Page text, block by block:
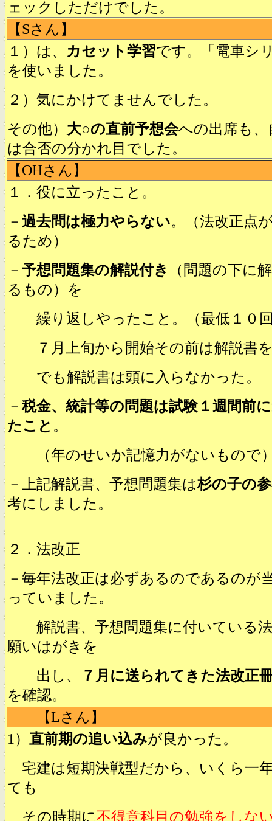
ェックしただけでした。
【Sさん】
１）は、
カセット学習です。「電車シ
を使いました。
２）気にかけてませんでした。
その他） 大○の直前予想会への出席も
は合否の分かれ目でした。
【OHさん】
１．役に立ったこと。
－ 過去問は極力やらない。（法改正点
るため）
－ 予想問題集の解説付き
（問題の下に
るもの）を
繰り返しやったこと。（最低１０
７月上旬から開始その前は解説書
でも解説書は頭に入らなかった。
－ 税金、統計等の問題は試験１週間前
たこと 。
（年のせいか記憶力がないもので
－上記解説書、予想問題集は杉の子の
考にしました。
２．法改正
－毎年法改正は必ずあるのであるのが
っていました。
解説書、予想問題集に付いている法
願いはがきを
出し、
７月に送られてきた法改正
を確認。
【Lさん】
1） 直前期の追い込みが良かった。
宅建は短期決戦型だから、いくら一
ても
その時期に不得意科目の勉強をしな